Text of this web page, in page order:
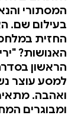
המסתורי
בעילום שם.
החזית
האנושות?
הראשון
למסע עוצר
ואהבה.
ומבוגרים